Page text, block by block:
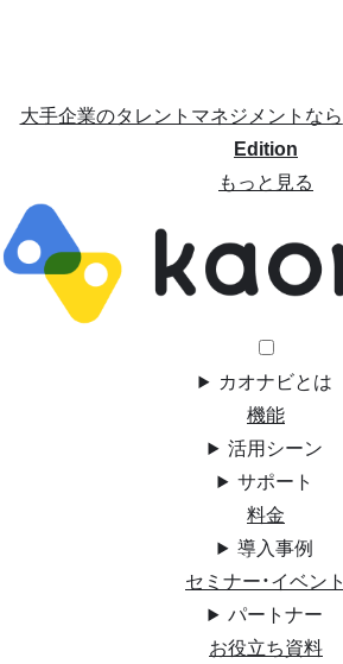
大手企業のタレントマネジメントなら
Edition
もっと見る
カオナビとは
機能
活用シーン
サポート
料金
導入事例
セミナー・イベント
パートナー
お役立ち資料